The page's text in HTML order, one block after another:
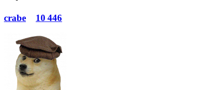
crabe 10 446